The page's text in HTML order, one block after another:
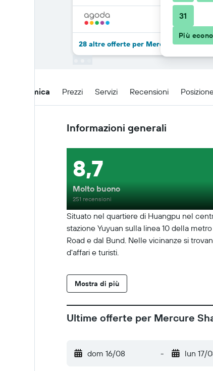
28 altre offerte per Mercure Shanghai
Panoramica Prezzi Servizi Recensioni
Informazioni generali
Situato nel quartiere di Huangpu nel
stazione Yuyuan sulla linea 10 della
Road e dal Bund. Nelle vicinanze si
d'affari e turisti.
Mostra di più
8,7
Molto buono
251 recensioni
Ultime offerte per Mercure
dom 16/08 - lun 17/
31
Più